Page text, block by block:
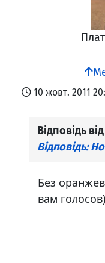
10 жовт. 2011
Відповідь від
Відповідь:
Без
вам